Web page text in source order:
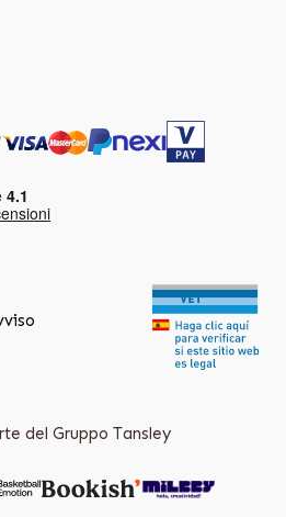
del Gruppo Tansley